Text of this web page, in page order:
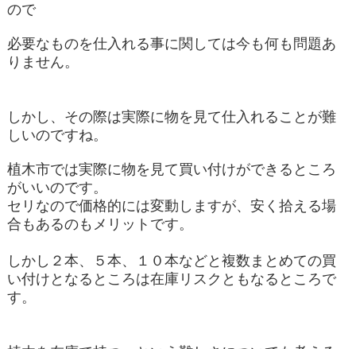
ので
必要なものを仕入れる事に関しては今も何も問題あ
りません。
しかし、その際は実際に物を見て仕入れることが難
しいのですね。
植木市では実際に物を見て買い付けができるところ
がいいのです。
セリなので価格的には変動しますが、安く拾える場
合もあるのもメリットです。
しかし２本、５本、１０本などと複数まとめての買
い付けとなるところは在庫リスクともなるところで
す。